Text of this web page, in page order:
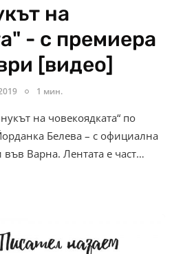
на
- с премиера
[видео]
1 мин.
на човекоядката“ по
Белева – с официална
Варна. Лентата е част…